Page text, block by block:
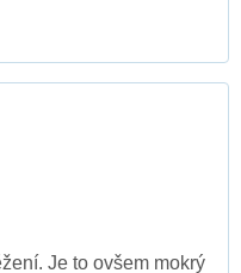
Je to ovšem mokrý